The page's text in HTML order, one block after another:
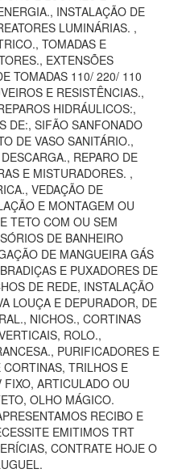
INSTALAÇÃO DE
LUMINÁRIAS. ,
TOMADAS E
EXTENSÕES
TOMADAS 110/ 220/ 110
E RESISTÊNCIAS.,
HIDRÁULICOS:,
DE:, SIFÃO SANFONADO
DE VASO SANITÁRIO.,
REPARO DE
E MISTURADORES. ,
VEDAÇÃO DE
E MONTAGEM OU
TETO COM OU SEM
DE BANHEIRO
DE MANGUEIRA GÁS
E PUXADORES DE
DE REDE, INSTALAÇÃO
LOUÇA E DEPURADOR, DE
NICHOS., CORTINAS
ROLO.,
PURIFICADORES E
TRILHOS E
ARTICULADO OU
OLHO MÁGICO.
RECIBO E
EMITIMOS TRT
CONTRATE HOJE O